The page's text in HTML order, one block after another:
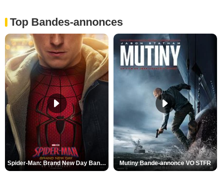
Top Bandes-annonces
Spider-Man: Brand New Day Bande-annonce VO STFR Mutiny Bande-annonce VO STFR